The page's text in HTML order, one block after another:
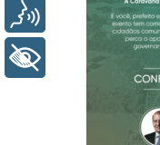
+ Acessibilidade